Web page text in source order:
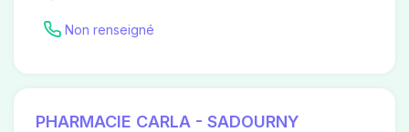
Non renseigné
PHARMACIE CARLA - SADOURNY